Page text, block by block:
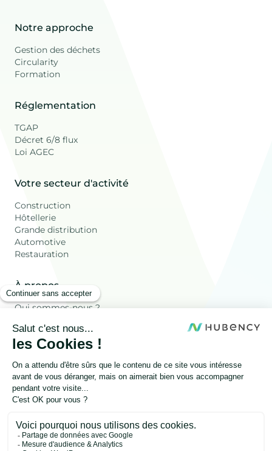
Notre approche
Gestion des déchets
Circularity
Formation
Réglementation
TGAP
Décret 6/8 flux
Loi AGEC
Votre secteur d'activité
Construction
Hôtellerie
Grande distribution
Automotive
Restauration
À propos
Qui sommes-nous ?
Ressources
Les déchets Valorisés
Blog
FAQ
Onesty